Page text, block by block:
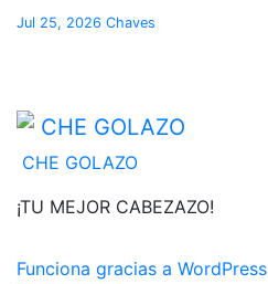
Jul 25, 2026 Chaves
CHE GOLAZO
¡TU MEJOR CABEZAZO!
Funciona gracias a WordPress